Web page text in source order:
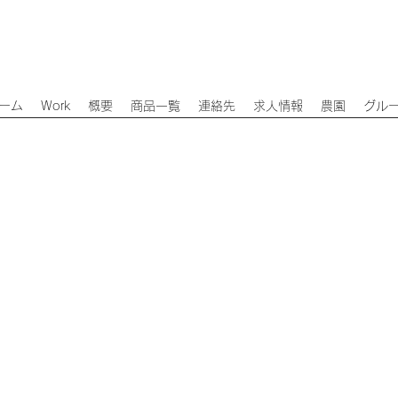
ム Work 概要 商品一覧 連絡先 求人情報 農園 グル